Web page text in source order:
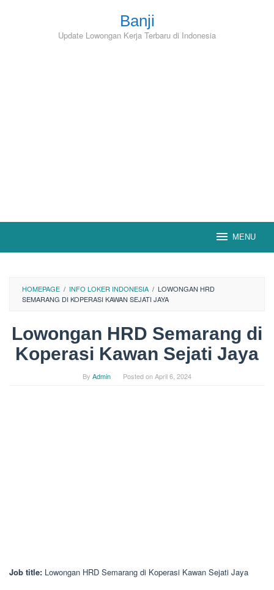
Banji
Update Lowongan Kerja Terbaru di Indonesia
MENU
HOMEPAGE / INFO LOKER INDONESIA / LOWONGAN HRD
SEMARANG DI KOPERASI KAWAN SEJATI JAYA
Lowongan HRD Semarang di
Koperasi Kawan Sejati Jaya
By Admin Posted onApril 6, 2024
Job title: Lowongan HRD Semarang di Koperasi Kawan Sejati Jaya